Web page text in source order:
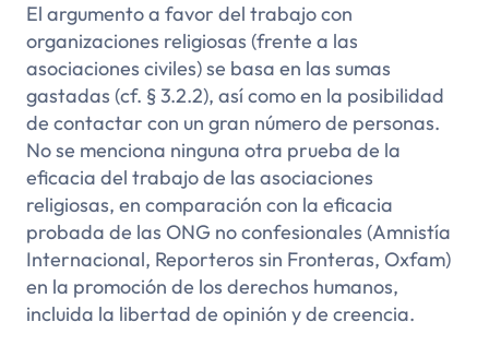
El argumento a favor del trabajo con
organizaciones religiosas (frente a las
asociaciones civiles) se basa en las sumas
gastadas (cf. § 3.2.2), así como en la posibilidad
de contactar con un gran número de personas.
No se menciona ninguna otra prueba de la
eficacia del trabajo de las asociaciones
religiosas, en comparación con la eficacia
probada de las ONG no confesionales (Amnistía
Internacional, Reporteros sin Fronteras, Oxfam)
en la promoción de los derechos humanos,
incluida la libertad de opinión y de creencia.